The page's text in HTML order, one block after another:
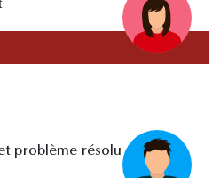
problème résolu